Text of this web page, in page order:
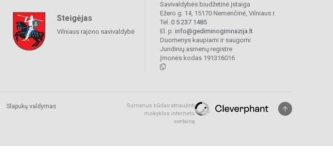
Steigėjas
Vilniaus rajono savivaldybė
Savivaldybės biudžetinė įstaiga
Ežero g. 14, 15170 Nemenčinė, Vilniaus r.
Tel. 0 5 237 1485
El. p. info@gediminogimnazija.lt
Duomenys kaupiami ir saugomi
Juridinių asmenų registre
Įmonės kodas 191316016
Slapukų valdymas
Sumanus būdas atnaujinti
mokyklos interneto
svetainę